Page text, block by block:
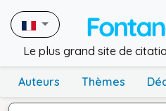
Le plus grand site de
Auteurs Thèmes